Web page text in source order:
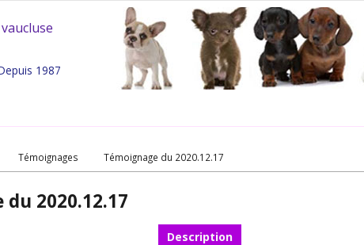
1987
Témoignages Témoignage du 2020.12.17
2020.12.17
Description